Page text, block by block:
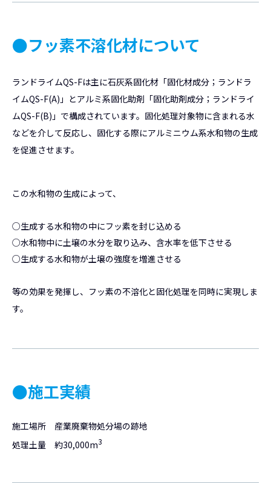
●フッ素不溶化材について
ランドライムQS-Fは主に石灰系固化材「固化材成分；ランドラ
イムQS-F(A)」とアルミ系固化助剤「固化助剤成分；ランドライ
ムQS-F(B)」で構成されています。固化処理対象物に含まれる水
などを介して反応し、固化する際にアルミニウム系水和物の生成
を促進させます。
この水和物の生成によって、
○生成する水和物の中にフッ素を封じ込める
○水和物中に土壌の水分を取り込み、含水率を低下させる
○生成する水和物が土壌の強度を増進させる
等の効果を発揮し、フッ素の不溶化と固化処理を同時に実現しま
す。
●施工実績
施工場所 産業廃棄物処分場の跡地
処理土量 約30,000m3